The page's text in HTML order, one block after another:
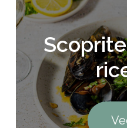
Scoprite